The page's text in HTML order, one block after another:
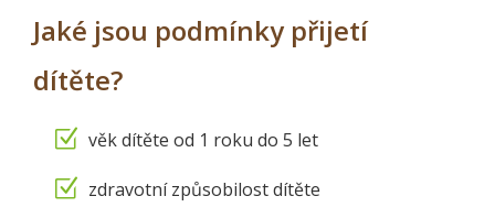
Jaké jsou podmínky přijetí
dítěte?
věk dítěte od 1 roku do 5 let
zdravotní způsobilost dítěte